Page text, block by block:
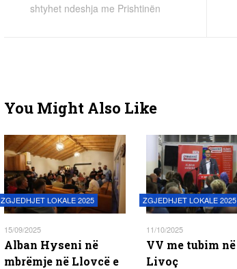
shtyhet ndeshja me Prishtinën
You Might Also Like
ZGJEDHJET LOKALE 2025
15/09/2025
Alban Hyseni në
mbrëmje në Llovcë e
ZGJEDHJET LOKALE 2025
11/10/2025
VV me tubim në
Livoç